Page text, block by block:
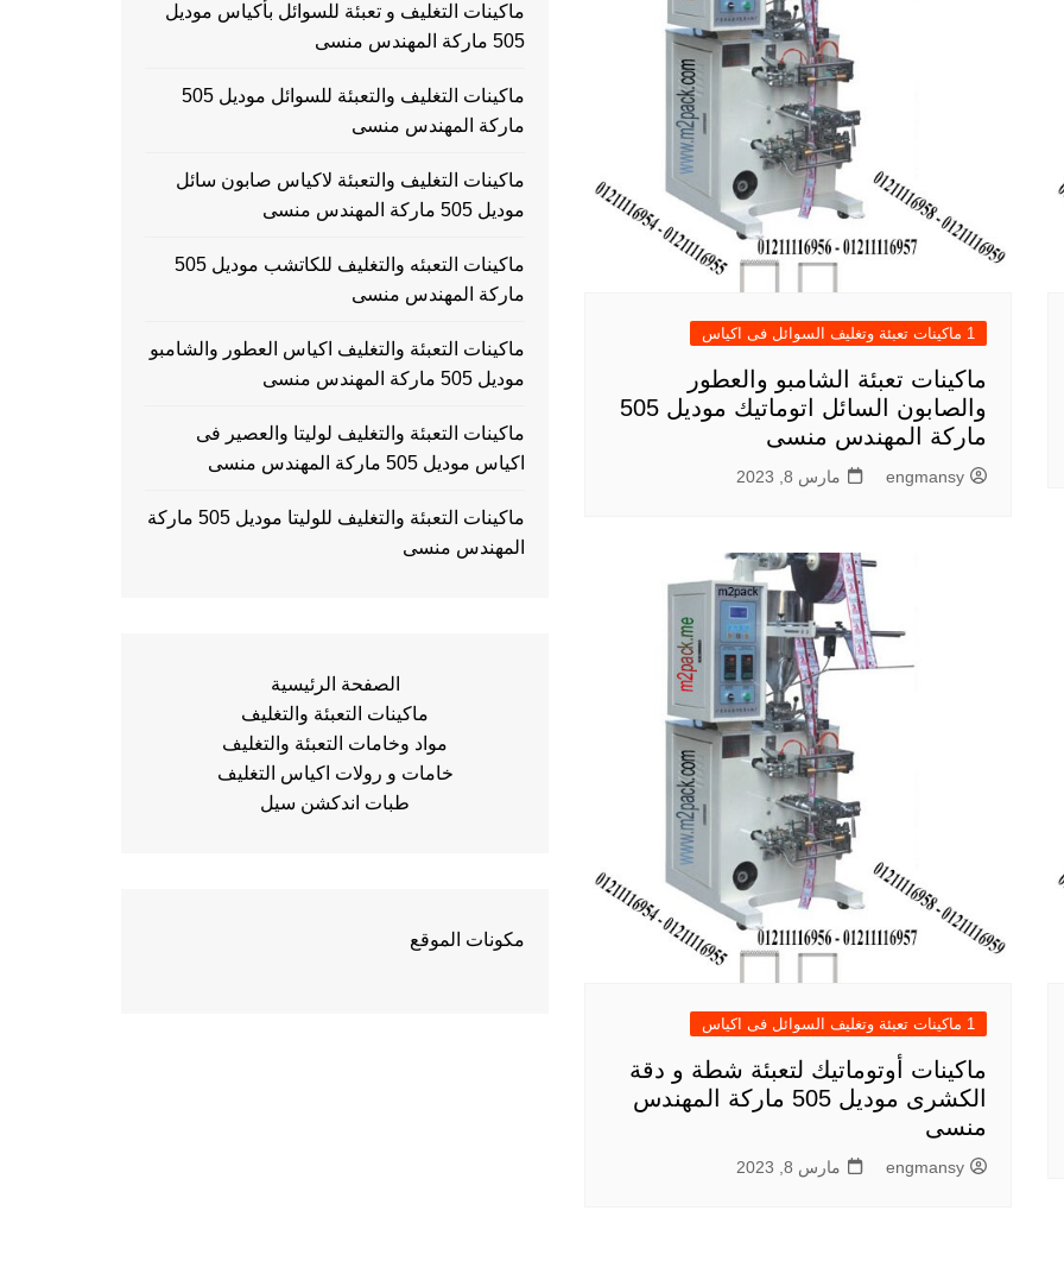
1 ماكينات تعبئة وتغليف السوائل فى اكياس
ماكينات تعبئة الشامبو والعطور
والصابون السائل اتوماتيك موديل 505
ماركة المهندس منسى
engmansy مارس 8, 2023
1 ماكينات تعبئة وتغليف السوائل فى اكياس
ماكينات أوتوماتيك لتعبئة شطة و دقة
الكشرى موديل 505 ماركة المهندس
منسى
engmansy مارس 8, 2023
ماكينات التغليف و تعبئة للسوائل بأكياس موديل
505 ماركة المهندس منسى
ماكينات التغليف والتعبئة للسوائل موديل 505
ماركة المهندس منسى
ماكينات التغليف والتعبئة لاكياس صابون سائل
موديل 505 ماركة المهندس منسى
ماكينات التعبئه والتغليف للكاتشب موديل 505
ماركة المهندس منسى
ماكينات التعبئة والتغليف اكياس العطور والشامبو
موديل 505 ماركة المهندس منسى
ماكينات التعبئة والتغليف لوليتا والعصير فى
اكياس موديل 505 ماركة المهندس منسى
ماكينات التعبئة والتغليف للوليتا موديل 505 ماركة
المهندس منسى
الصفحة الرئيسية
ماكينات التعبئة والتغليف
مواد وخامات التعبئة والتغليف
خامات و رولات اكياس التغليف
طبات اندكشن سيل
مكونات الموقع